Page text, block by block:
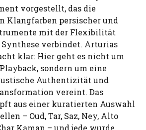
vorgestellt, das die
Klangfarben persischer und
mit der Flexibilität
verbindet. Arturias
klar: Hier geht es nicht um
sondern um eine
Authentizität und
vereint. Das
aus einer kuratierten Auswahl
– Oud, Tar, Saz, Ney, Alto